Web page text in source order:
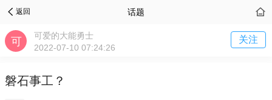
返回 话题
可爱的大能勇士
2022-07-10 07:24:26
关注
磐石事工？